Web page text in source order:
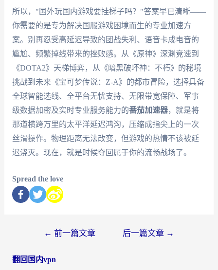
所以，"国外玩国内游戏要挂梯子吗？"答案早已清晰——
你需要的是专为解决国服游戏困境而生的专业加速方
案。别再忍受高延迟导致的团战失利、语音卡成电音的
尴尬、频繁掉线带来的挫败感。从《原神》深渊竞速到
《DOTA2》天梯博弈，从《暗黑破坏神：不朽》的秘境
挑战到未来《宝可梦传说：Z-A》的都市冒险，选择具备
全球智能选线、全平台无忧支持、无限带宽保障、军事
级数据加密及实时专业服务能力的番茄加速器，就是将
那道横跨万里的太平洋延迟鸿沟，压缩成指尖上的一次
丝滑操作。物理距离无法改变，但游戏的热情不该被延
迟浇灭。现在，就是时候夺回属于你的流畅战场了。
Spread the love
← 前一篇文章 后一篇文章 →
翻回国内vpn